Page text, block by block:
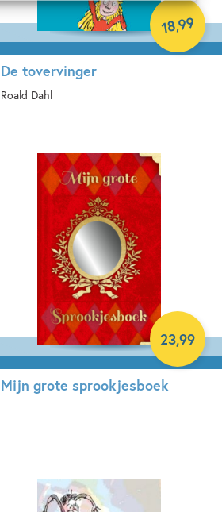
De tovervinger
Roald Dahl
18,99
Mijn grote sprookjesboek
23,99